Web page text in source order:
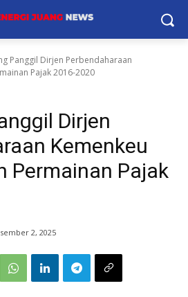
Panggil Dirjen Perbendaharaan
Pajak 2016-2020
Dirjen
Kemenkeu
Permainan Pajak
2, 2025